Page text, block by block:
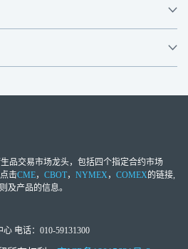
品交易市场龙头，包括四个指定合约市场
点击CME， CBOT， NYMEX， COMEX的链接,
及产品的信息。
电话：010-59131300